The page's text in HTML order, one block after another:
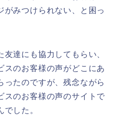
がみつけられない、と困っ
達にも協力してもらい、
スのお客様の声がどこにあ
ったのですが、残念ながら
スのお客様の声のサイトで
した。